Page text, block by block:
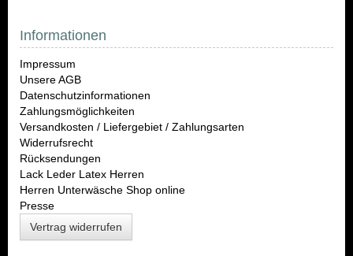
Informationen
Impressum
Unsere AGB
Datenschutzinformationen
Zahlungsmöglichkeiten
Versandkosten / Liefergebiet / Zahlungsarten
Widerrufsrecht
Rücksendungen
Lack Leder Latex Herren
Herren Unterwäsche Shop online
Presse
Vertrag widerrufen